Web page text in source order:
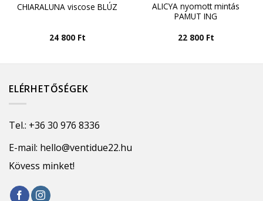
CHIARALUNA viscose BLÚZ
24 800 Ft
ALICYA nyomott mintás
PAMUT ING
22 800 Ft
ELÉRHETŐSÉGEK
Tel.: +36 30 976 8336
E-mail: hello@ventidue22.hu
Kövess minket!